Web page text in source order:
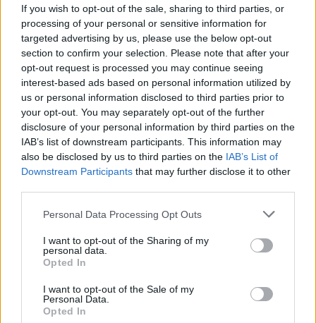
If you wish to opt-out of the sale, sharing to third parties, or
processing of your personal or sensitive information for
targeted advertising by us, please use the below opt-out
section to confirm your selection. Please note that after your
opt-out request is processed you may continue seeing
interest-based ads based on personal information utilized by
us or personal information disclosed to third parties prior to
your opt-out. You may separately opt-out of the further
disclosure of your personal information by third parties on the
IAB’s list of downstream participants. This information may
also be disclosed by us to third parties on the IAB’s List of
Downstream Participants that may further disclose it to other
Personal Data Processing Opt Outs
I want to opt-out of the Sharing of my
personal data.
Opted In
I want to opt-out of the Sale of my
Personal Data.
Opted In
Det skriverDR.
Mediet beskriver endvidere, at "den kollektive
trafik står i en alvorlig situation" i Nordjylland - og
nu er det så op til regionsrådet i regionen at finde
60 millioner kroner til næste år.
- Det er et svimlende beløb, indleder
regionsrådsmedlem Susanne Flydtkjær, inden hun
- Jeg frygter især, at vi må reducere eller lukke
afgange i landdistrikterne, hvor folk er afhængige
Helt konkret kan de manglende millioner medføre,
Vis mere
Del artikel
Kategorier
Events